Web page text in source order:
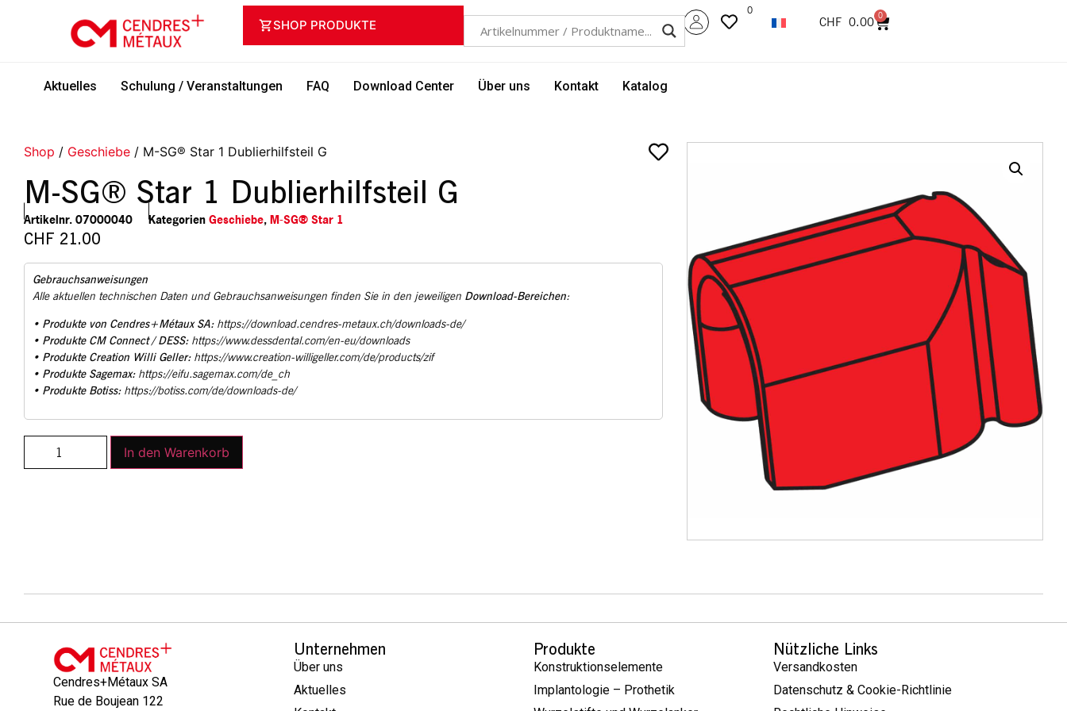
SHOP PRODUKTE
0
CHF 0.00
0
Aktuelles Schulung / Veranstaltungen FAQ Download Center Über uns Kontakt Katalog
Shop / Geschiebe / M-SG® Star 1 Dublierhilfsteil G
M-SG® Star 1 Dublierhilfsteil G
Artikelnr. 07000040 Kategorien Geschiebe, M-SG® Star 1
CHF 21.00
Gebrauchsanweisungen
Alle aktuellen technischen Daten und Gebrauchsanweisungen finden Sie in den jeweiligen Download-Bereichen:
• Produkte von Cendres+Métaux SA: https://download.cendres-metaux.ch/downloads-de/
• Produkte CM Connect / DESS: https://www.dessdental.com/en-eu/downloads
• Produkte Creation Willi Geller: https://www.creation-willigeller.com/de/products/zif
• Produkte Sagemax: https://eifu.sagemax.com/de_ch
• Produkte Botiss: https://botiss.com/de/downloads-de/
In den Warenkorb
Cendres+Métaux SA
Rue de Boujean 122
Unternehmen
Über uns
Aktuelles
Produkte
Konstruktionselemente
Implantologie – Prothetik
Nützliche Links
Versandkosten
Datenschutz & Cookie-Richtlinie